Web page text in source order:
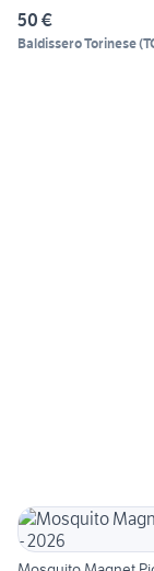
50 €
Baldissero Torinese(